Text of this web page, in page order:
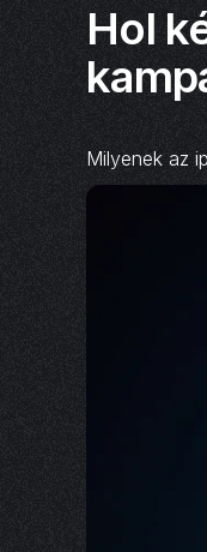
Hol
Milyenek az